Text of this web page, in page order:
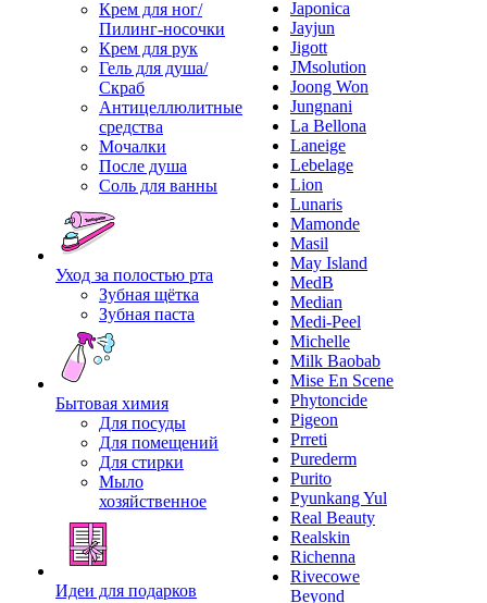
Крем для ног/
Пилинг-носочки
Крем для рук
Гель для душа/
Скраб
Антицеллюлитные
средства
Мочалки
После душа
Соль для ванны
Уход за полостью рта
Зубная щётка
Зубная паста
Бытовая химия
Для посуды
Для помещений
Для стирки
Мыло
хозяйственное
Идеи для подарков
Japonica
Jayjun
Jigott
JMsolution
Joong Won
Jungnani
La Bellona
Laneige
Lebelage
Lion
Lunaris
Mamonde
Masil
May Island
MedB
Median
Medi-Peel
Michelle
Milk Baobab
Mise En Scene
Phytoncide
Pigeon
Prreti
Purederm
Purito
Pyunkang Yul
Real Beauty
Realskin
Richenna
Rivecowe
Beyond